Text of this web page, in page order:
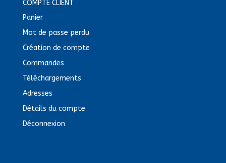
COMPTE CLIENT
Panier
Mot de passe perdu
Création de compte
Commandes
Téléchargements
Adresses
Détails du compte
Déconnexion